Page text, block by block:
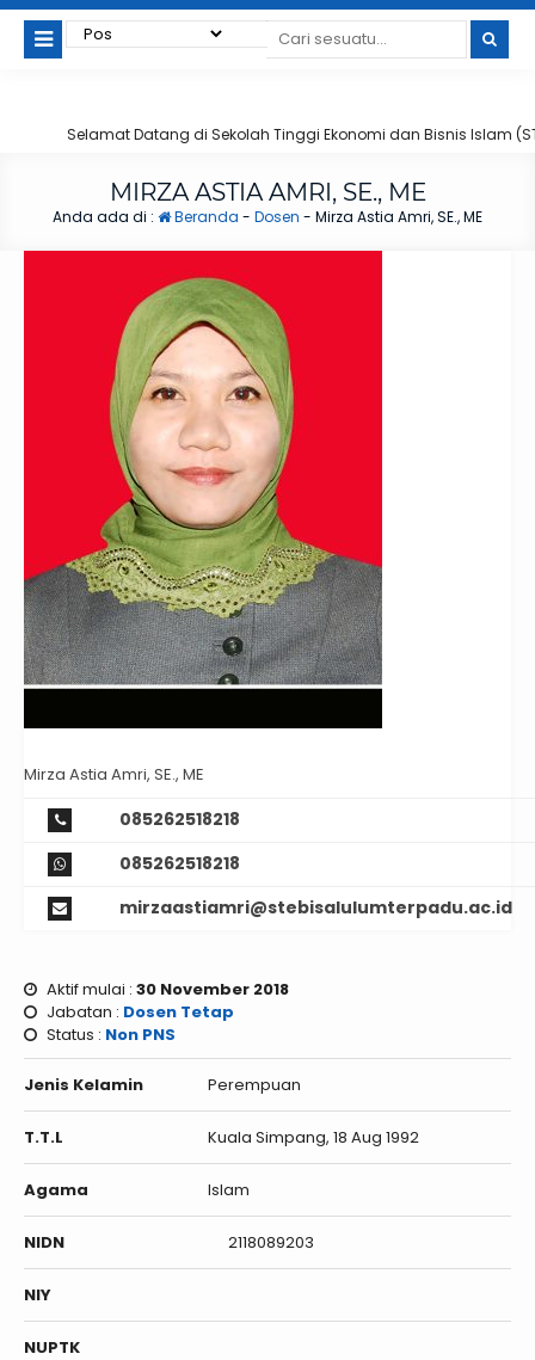
Selamat Datang di Sekolah Tinggi Ekonomi dan Bisnis Islam
MIRZA ASTIA AMRI, SE., ME
Anda ada di : Beranda - Dosen - Mirza Astia Amri, SE., ME
Mirza Astia Amri, SE., ME
085262518218
085262518218
mirzaastiamri@stebisalulumterpadu.ac.id
Aktif mulai : 30 November 2018
Jabatan : Dosen Tetap
Status : Non PNS
Jenis Kelamin Perempuan
T.T.L Kuala Simpang, 18 Aug 1992
Agama Islam
NIDN 2118089203
NIY
NUPTK